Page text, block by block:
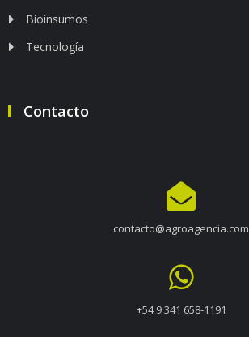
Bioinsumos
Tecnología
Contacto
contacto@agroagencia.com
+54 9 341 658-1191